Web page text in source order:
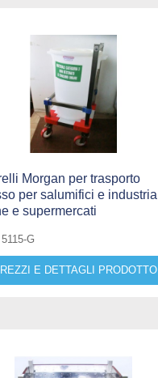
Morgan per trasporto
per salumifici e industria
e supermercati
G
E DETTAGLI PRODOTTO